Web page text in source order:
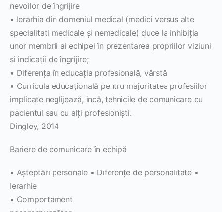
nevoilor de îngrijire
▪ Ierarhia din domeniul medical (medici versus alte
specialitati medicale şi nemedicale) duce la inhibiţia
unor membrii ai echipei în prezentarea propriilor viziuni
si indicaţii de îngrijire;
▪ Diferenţa în educaţia profesională, vârstă
▪ Curricula educaţională pentru majoritatea profesiilor
implicate neglijează, incă, tehnicile de comunicare cu
pacientul sau cu alţi profesionişti.
Dingley, 2014
Bariere de comunicare în echipă
▪ Aşteptări personale ▪ Diferenţe de personalitate ▪
Ierarhie
▪ Comportament